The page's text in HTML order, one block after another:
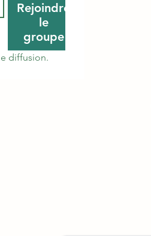
Rejoindre
le
groupe
diffusion.